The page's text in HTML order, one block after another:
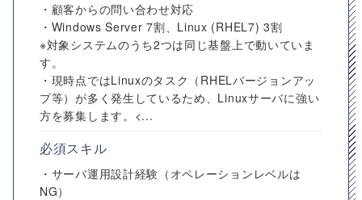
・顧客からの問い合わせ対応
・Windows Server 7割、Linux (RHEL7) 3割
※対象システムのうち2つは同じ基盤上で動いていま
す。
・現時点ではLinuxのタスク（RHELバージョンアッ
プ等）が多く発生しているため、Linuxサーバに強い
方を募集します。<...
必須スキル
・サーバ運用設計経験（オペレーションレベルは
NG）